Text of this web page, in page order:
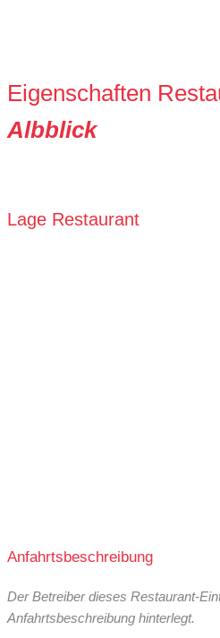
Eigenschaften
Albblick
Lage Restaurant
Anfahrtsbeschreibung
Der Betreiber dieses Restaurant-
Anfahrtsbeschreibung hinterlegt.